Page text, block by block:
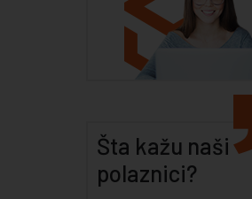
Šta kažu naši
polaznici?